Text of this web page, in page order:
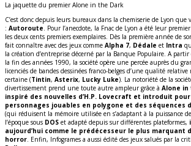
La jaquette du premier Alone in the Dark
C’est donc depuis leurs bureaux dans la chemiserie de Lyon
: Autoroute. Pour l’anecdote, la Fnac de Lyon a été leur
les deux cents premiers exemplaires. Dès la première année de
fait connaître avec des jeux comme Alpha 7, Dédale et Intra
la création d’entreprise décerné par la Banque Populaire. A partir
la fin des années 1990, la société opère une percée auprès du
licenciés de bandes dessinées franco-belges d’une qualité
certaine (Tintin, Asterix, Lucky Luke). La notoriété de la
divertissement prend une toute autre ampleur grâce à Alone in
inspiré des nouvelles d’H.P. Lovecraft et introduit
personnages jouables en polygone et des séquences
(qui réduisent la mémoire utilisée en s’adaptant à la puissance
l’époque sous DOS et adapté depuis sur différentes plateformes,
aujourd’hui comme le prédécesseur le plus marquant
horror. Enfin, Infogrames a aussi édité des jeux salués par la